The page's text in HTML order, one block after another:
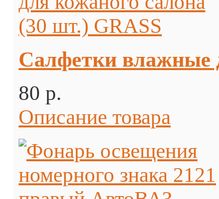
Салфетки влажные
80 p.
Описание товара